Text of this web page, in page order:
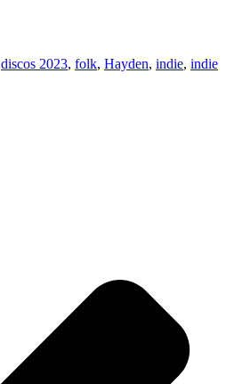
discos 2023, folk, Hayden, indie, indie